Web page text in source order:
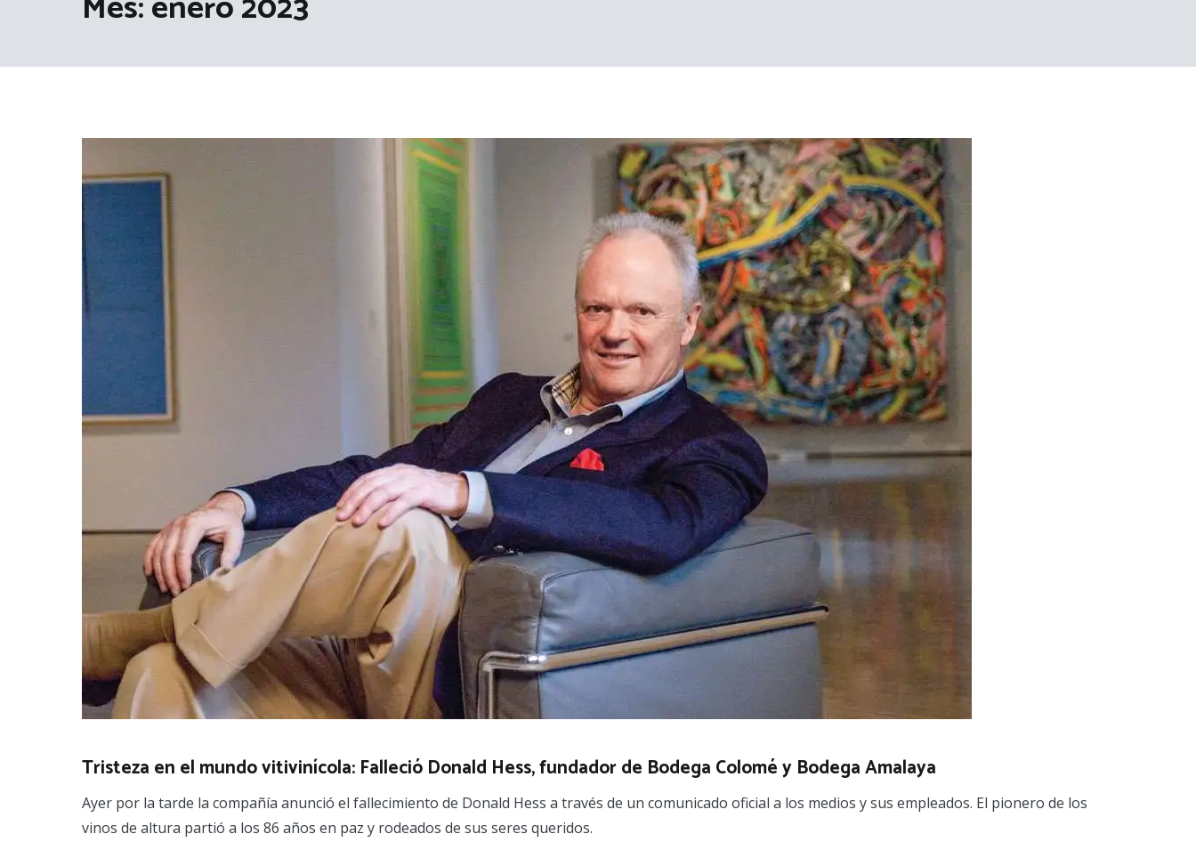
Tristeza en el mundo vitivinícola: Falleció Donald Hess, fundador de Bodega Colomé y Bodega Amalaya
Ayer por la tarde la compañía anunció el fallecimiento de Donald Hess a través de un comunicado oficial a los medios y sus empleados. El pionero de los
vinos de altura partió a los 86 años en paz y rodeados de sus seres queridos.